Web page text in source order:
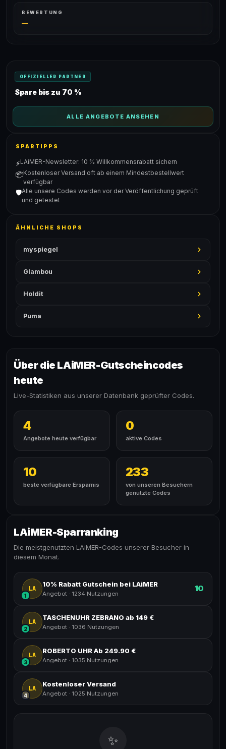
BEWERTUNG
—
OFFIZIELLER PARTNER
Spare bis zu 70 %
ALLE ANGEBOTE ANSEHEN
SPARTIPPS
⚡LAiMER-Newsletter: 10 % Willkommensrabatt sichern
📦Kostenloser Versand oft ab einem Mindestbestellwert
verfügbar
🛡️Alle unsere Codes werden vor der Veröffentlichung geprüft
und getestet
ÄHNLICHE SHOPS
myspiegel
Glambou
Holdit
Puma
Über die LAiMER-Gutscheincodes
heute
Live-Statistiken aus unserer Datenbank geprüfter Codes.
4
Angebote heute verfügbar
0
aktive Codes
10
beste verfügbare Ersparnis
233
von unseren Besuchern
genutzte Codes
LAiMER-Sparranking
Die meistgenutzten LAiMER-Codes unserer Besucher in
diesem Monat.
LA
1
10% Rabatt Gutschein bei LAiMER
Angebot · 1234 Nutzungen
10
LA
2
TASCHENUHR ZEBRANO ab 149 €
Angebot · 1036 Nutzungen
LA
3
ROBERTO UHR Ab 249.90 €
Angebot · 1035 Nutzungen
LA
4
Kostenloser Versand
Angebot · 1025 Nutzungen
✨